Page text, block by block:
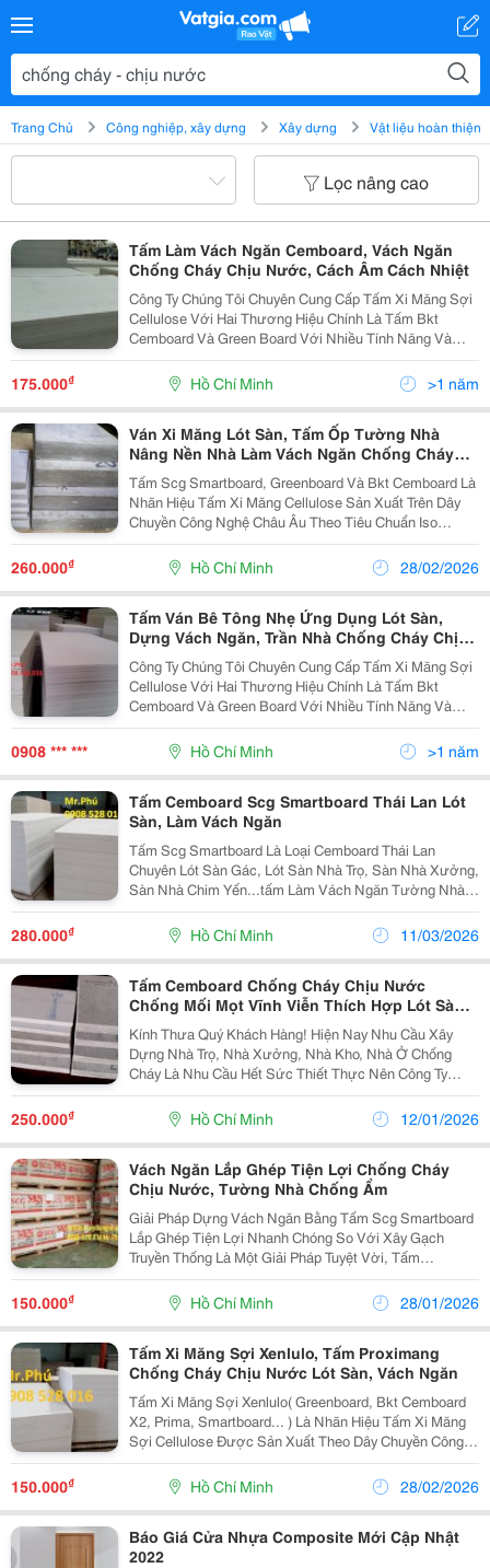
Trang Chủ Công nghiệp, xây dựng Xây dựng Vật liệu hoàn thiện
Lọc nâng cao
Tấm Làm Vách Ngăn Cemboard, Vách Ngăn
Chống Cháy Chịu Nước, Cách Âm Cách Nhiệt
Công Ty Chúng Tôi Chuyên Cung Cấp Tấm Xi Măng Sợi
Cellulose Với Hai Thương Hiệu Chính Là Tấm Bkt
Cemboard Và Green Board Với Nhiều Tính Năng Và
Công Dụng Ưu Việt, Sản Phẩm Được Ứng Dụng Thi
Công Rộng Khắp Trong Công Trình Dân Dụng Và Công
Nghiệp Mang
175.000₫ Hồ Chí Minh >1 năm
Ván Xi Măng Lót Sàn, Tấm Ốp Tường Nhà
Nâng Nền Nhà Làm Vách Ngăn Chống Cháy
Chịu Nước
Tấm Scg Smartboard, Greenboard Và Bkt Cemboard Là
Nhãn Hiệu Tấm Xi Măng Cellulose Sản Xuất Trên Dây
Chuyền Công Nghệ Châu Âu Theo Tiêu Chuẩn Iso
9001:2008. Thành Phần Chất Liệu Gồm: Xi Măng, Sợi
Cellulose, Cát Tinh Khiết Siêu Mịn Và Chất Liên Kết....
260.000₫ Hồ Chí Minh 28/02/2026
Tấm Ván Bê Tông Nhẹ Ứng Dụng Lót Sàn,
Dựng Vách Ngăn, Trần Nhà Chống Cháy Chịu
Nước
Công Ty Chúng Tôi Chuyên Cung Cấp Tấm Xi Măng Sợi
Cellulose Với Hai Thương Hiệu Chính Là Tấm Bkt
Cemboard Và Green Board Với Nhiều Tính Năng Và
Công Dụng Ưu Việt, Sản Phẩm Được Ứng Dụng Thi
Công Rộng Khắp Trong Công Trình Dân Dụng Và Công
Nghiệp Mang
0908 *** *** Hồ Chí Minh >1 năm
Tấm Cemboard Scg Smartboard Thái Lan Lót
Sàn, Làm Vách Ngăn
Tấm Scg Smartboard Là Loại Cemboard Thái Lan
Chuyên Lót Sàn Gác, Lót Sàn Nhà Trọ, Sàn Nhà Xưởng,
Sàn Nhà Chim Yến...tấm Làm Vách Ngăn Tường Nhà
Chống Cháy, Chịu Nước, Không Mối Mọt. Tấm
Smartboard Đến Từ Thái Lan Cạnh Tranh Trực Tiếp Với
Các Sản Phẩm
280.000₫ Hồ Chí Minh 11/03/2026
Tấm Cemboard Chống Cháy Chịu Nước
Chống Mối Mọt Vĩnh Viễn Thích Hợp Lót Sàn,
Làm Vách Ngăn, Trần Nhà
Kính Thưa Quý Khách Hàng! Hiện Nay Nhu Cầu Xây
Dựng Nhà Trọ, Nhà Xưởng, Nhà Kho, Nhà Ở Chống
Cháy Là Nhu Cầu Hết Sức Thiết Thực Nên Công Ty
Chúng Tôi Đã Sản Xuất Và Cung Cấp Tấm Ván Xi Măng,
3D Hay Còn Gọi Là Tấm Bê Tông Nhẹ Với Hai Thương
Hiệu Là Tấ
250.000₫ Hồ Chí Minh 12/01/2026
Vách Ngăn Lắp Ghép Tiện Lợi Chống Cháy
Chịu Nước, Tường Nhà Chống Ẩm
Giải Pháp Dựng Vách Ngăn Bằng Tấm Scg Smartboard
Lắp Ghép Tiện Lợi Nhanh Chóng So Với Xây Gạch
Truyền Thống Là Một Giải Pháp Tuyệt Vời, Tấm
Smartboard, Greenboard Và Bkt Cemboard X2, Prima...
Là Nhãn Hiệu Tấm Xi Măng Cellulose Sản Xuất Trên
150.000₫ Hồ Chí Minh 28/01/2026
Tấm Xi Măng Sợi Xenlulo, Tấm Proximang
Chống Cháy Chịu Nước Lót Sàn, Vách Ngăn
Tấm Xi Măng Sợi Xenlulo( Greenboard, Bkt Cemboard
X2, Prima, Smartboard... ) Là Nhãn Hiệu Tấm Xi Măng
Sợi Cellulose Được Sản Xuất Theo Dây Chuyền Công
Nghệ Hiện Đại Châu Âu Tạo Nên Sản Phẩm Chất Lượng
Vượt Trội. Thông Hưng Là Nhà Máy Sản Xuất Hàng...
150.000₫ Hồ Chí Minh 28/02/2026
Báo Giá Cửa Nhựa Composite Mới Cập Nhật
2022